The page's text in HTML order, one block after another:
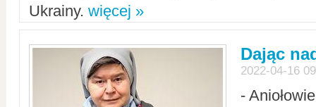
Ukrainy. więcej »
Dając
2022-04-16
-